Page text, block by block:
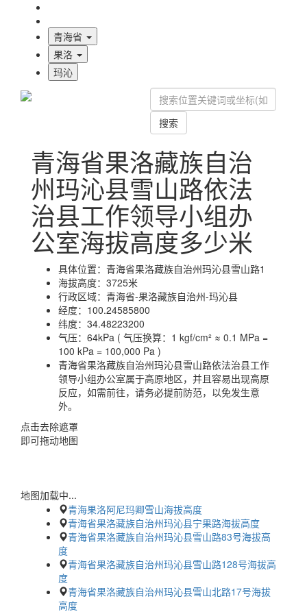
青海省
果洛
玛沁
搜索
青海省果洛藏族自治
州玛沁县雪山路依法
治县工作领导小组办
公室海拔高度多少米
具体位置： 青海省果洛藏族自治州玛沁县雪山路1
海拔高度： 3725米
行政区域： 青海省-果洛藏族自治州-玛沁县
经度： 100.24585800
纬度： 34.48223200
气压： 64kPa ( 气压换算：1 kgf/cm² ≈ 0.1 MPa =
100 kPa = 100,000 Pa )
青海省果洛藏族自治州玛沁县雪山路依法治县工作
领导小组办公室属于高原地区，并且容易出现高原
反应，如需前往，请务必提前防范，以免发生意
外。
点击去除遮罩
即可拖动地图
地图加载中...
青海果洛阿尼玛卿雪山海拔高度
青海省果洛藏族自治州玛沁县宁果路海拔高度
青海省果洛藏族自治州玛沁县雪山路83号海拔高
度
青海省果洛藏族自治州玛沁县雪山路128号海拔高
度
青海省果洛藏族自治州玛沁县雪山北路17号海拔
高度